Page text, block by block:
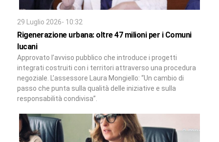
29 Luglio 2026- 10:32
Rigenerazione urbana: oltre 47 milioni per i Comuni
lucani
Approvato l’avviso pubblico che introduce i progetti
integrati costruiti con i territori attraverso una procedura
negoziale. L’assessore Laura Mongiello: “Un cambio di
passo che punta sulla qualità delle iniziative e sulla
responsabilità condivisa”.